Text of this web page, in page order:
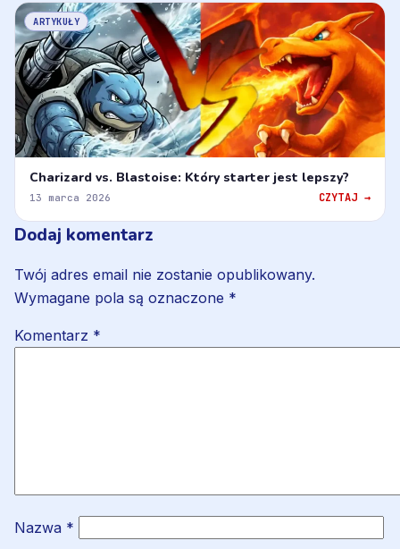
ARTYKUŁY
Charizard vs. Blastoise: Który starter jest lepszy?
13 marca 2026 CZYTAJ →
Dodaj komentarz
Twój adres email nie zostanie opublikowany.
Wymagane pola są oznaczone *
Komentarz *
Nazwa *